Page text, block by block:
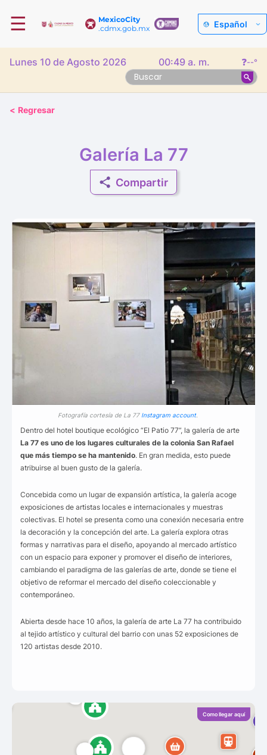
MexicoCity
.cdmx.gob.mx
☰ Español
Lunes 10 de Agosto 2026 00:49 a. m. ❓--°
< Regresar
Galería La 77
Compartir
Fotografía cortesía de La 77 Instagram account.
Dentro del hotel boutique ecológico “El Patio 77”, la galería de arte
La 77 es uno de los lugares culturales de la colonia San Rafael
que más tiempo se ha mantenido. En gran medida, esto puede
atribuirse al buen gusto de la galería.
Concebida como un lugar de expansión artística, la galería acoge
exposiciones de artistas locales e internacionales y muestras
colectivas. El hotel se presenta como una conexión necesaria entre
la decoración y la concepción del arte. La galería explora otras
formas y narrativas para el diseño, apoyando al mercado artístico
con un espacio para exponer y promover el diseño de interiores,
cambiando el paradigma de las galerías de arte, donde se tiene el
objetivo de reformar el mercado del diseño coleccionable y
contemporáneo.
Abierta desde hace 10 años, la galería de arte La 77 ha contribuido
al tejido artístico y cultural del barrio con unas 52 exposiciones de
120 artistas desde 2010.
Como llegar aquí